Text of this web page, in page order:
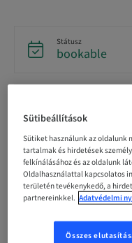
Státusz
bookable
09. okt. 2026
Nyelv
German
0.00 Pontok
Sütibeállítások
Sütiket használunk az oldalunk
tartalmak és hirdetések
felkínálásához és az oldalunk
Oldalhasználattal kapcsolatos
területén tevékenykedő, a
partnereinkkel. Adatvédelmi
Összes